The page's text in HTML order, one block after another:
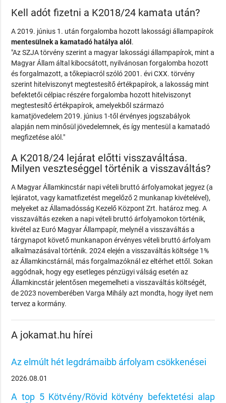
Kell adót fizetni a K2018/24 kamata után?
A 2019. június 1. után forgalomba hozott lakossági állampapírok
mentesülnek a kamatadó hatálya alól .
"Az SZJA törvény szerint a magyar lakossági állampapírok, mint a
Magyar Állam által kibocsátott, nyilvánosan forgalomba hozott
és forgalmazott, a tőkepiacról szóló 2001. évi CXX. törvény
szerint hitelviszonyt megtestesítő értékpapírok, a lakosság mint
befektetői célpiac részére forgalomba hozott hitelviszonyt
megtestesítő értékpapírok, amelyekből származó
kamatjövedelem 2019. június 1-től érvényes jogszabályok
alapján nem minősül jövedelemnek, és így mentesül a kamatadó
megfizetése alól."
A K2018/24 lejárat előtti visszaváltása.
Milyen veszteséggel történik a visszaváltás?
A Magyar Államkincstár napi vételi bruttó árfolyamokat jegyez (a
lejáratot, vagy kamatfizetést megelőző 2 munkanap kivételével),
melyeket az Államadósság Kezelő Központ Zrt. határoz meg. A
visszaváltás ezeken a napi vételi bruttó árfolyamokon történik,
kivétel az Euró Magyar Állampapír, melynél a visszaváltás a
tárgynapot követő munkanapon érvényes vételi bruttó árfolyam
alkalmazásával történik. 2024 elején a visszaváltás költsége 1%
az Államkincstárnál, más forgalmazóknál ez eltérhet ettől. Sokan
aggódnak, hogy egy esetleges pénzügyi válság esetén az
Államkincstár jelentősen megemelheti a visszaváltás költségét,
de 2023 novemberében Varga Mihály azt mondta, hogy ilyet nem
tervez a kormány.
A jokamat.hu hírei
Az elmúlt hét legdrámaibb árfolyam csökkenései
2026.08.01
A top 5 Kötvény/Rövid kötvény befektetési alap